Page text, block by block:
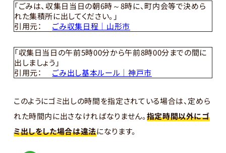
「ごみは、収集日当日の朝6時～8時に、町内会等で決めら
れた集積所に出してください。」
引用元：
ごみ収集日程｜山形市
「収集日当日の午前5時00分から午前8時00分までの間に
出しましょう」
引用元：
ごみ出し基本ルール｜神戸市
このようにゴミ出しの時間を指定されている場合は、定めら
れた時間内に出さなければなりません。指定時間以外にゴ
ミ出しをした場合は違法になります。